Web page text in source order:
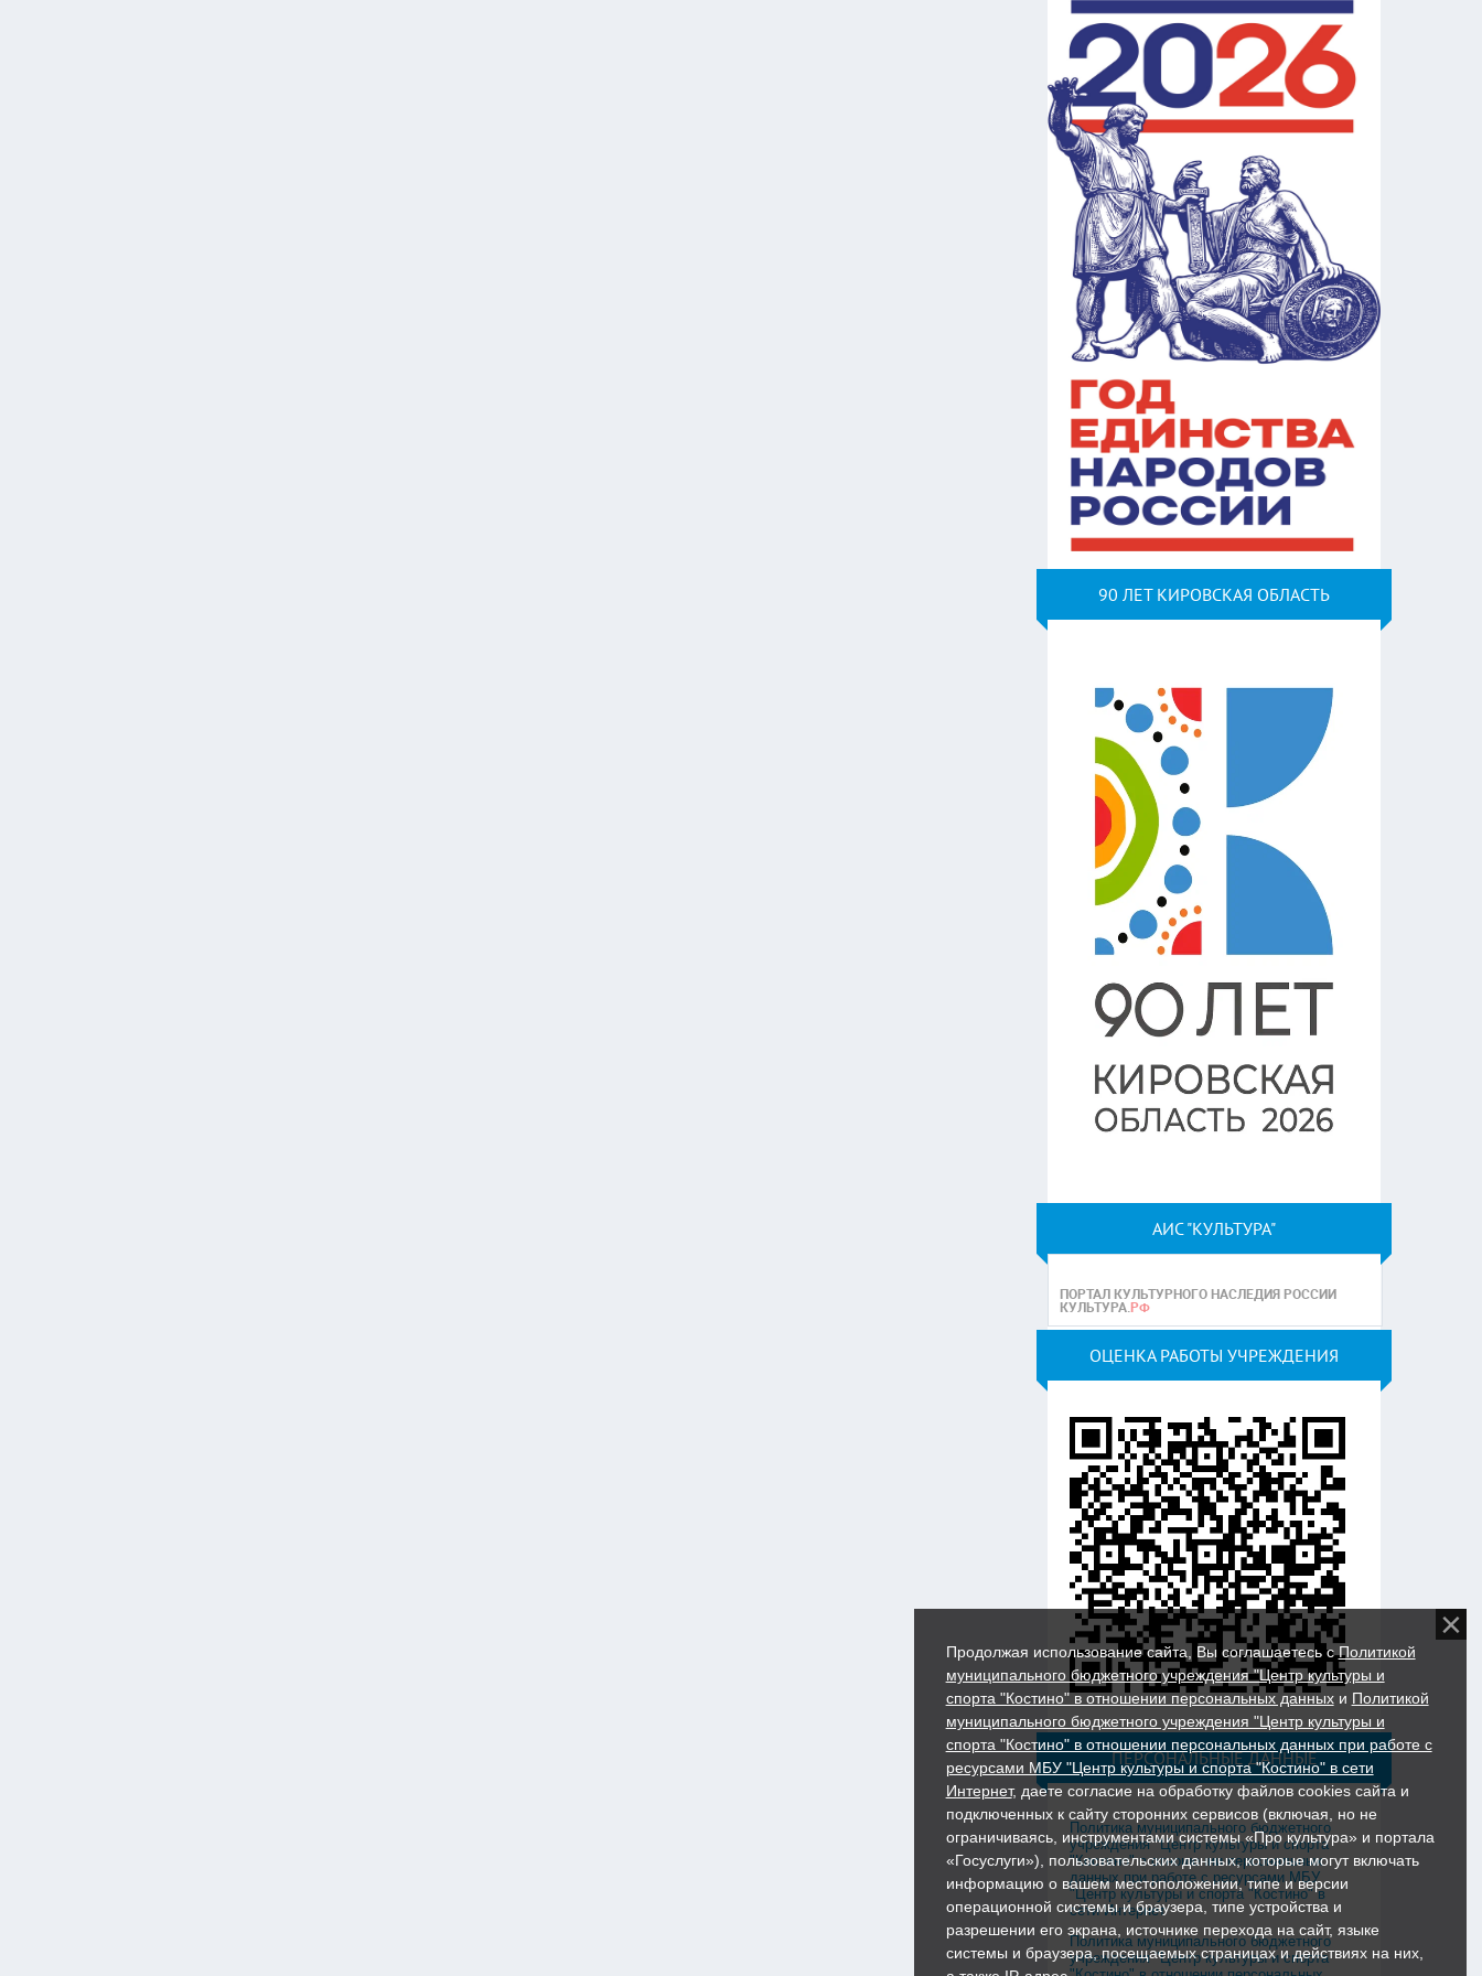
90 ЛЕТ КИРОВСКАЯ ОБЛАСТЬ
АИС "КУЛЬТУРА"
ОЦЕНКА РАБОТЫ УЧРЕЖДЕНИЯ
ПЕРСОНАЛЬНЫЕ ДАННЫЕ
Политика муниципального бюджетного
учреждения "Центр культуры и спорта
"Костино" в отношении персональных
данных при работе с ресурсами МБУ
"Центр культуры и спорта "Костино" в
сети Интернет
Политика муниципального бюджетного
учреждения "Центр культуры и спорта
Продолжая использование сайта, Вы соглашаетесь сПолитикой
муниципального бюджетного учреждения "Центр культуры и
спорта "Костино" в отношении персональных данныхи Политикой
муниципального бюджетного учреждения "Центр культуры и
спорта "Костино" в отношении персональных данных при работе с
ресурсами МБУ "Центр культуры и спорта "Костино" в сети
Интернет, даете согласие на обработку файлов cookies сайта и
подключенных к сайту сторонних сервисов (включая, но не
ограничиваясь, инструментами системы «Про культура» и портала
«Госуслуги»), пользовательских данных, которые могут включать
информацию о вашем местоположении, типе и версии
операционной системы и браузера, типе устройства и
разрешении его экрана, источнике перехода на сайт, языке
системы и браузера, посещаемых страницах и действиях на них,